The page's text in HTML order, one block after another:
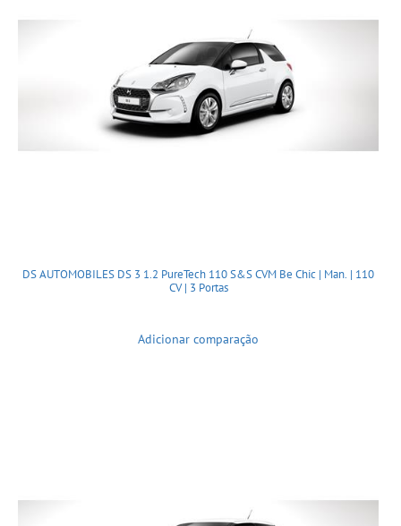
DS AUTOMOBILES DS 3 1.2 PureTech 110 S&S CVM Be Chic | Man. | 110
CV | 3 Portas
Adicionar comparação